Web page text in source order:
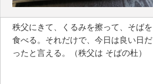
秩父にきて、くるみを擦って、そばを
食べる。それだけで、今日は良い日だ
ったと言える。（秩父は そばの杜）